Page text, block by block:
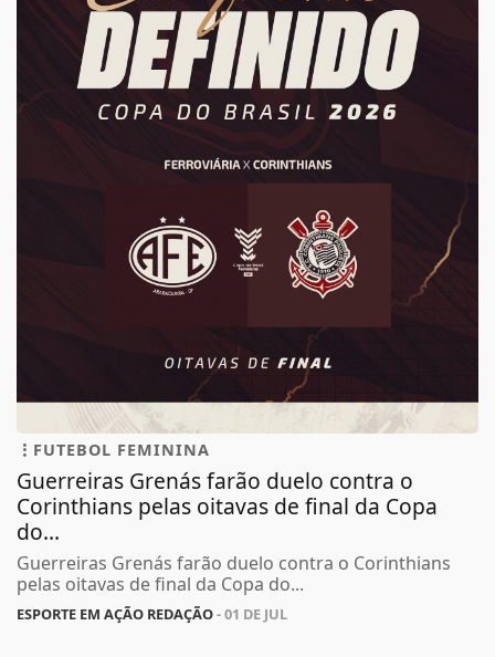
FUTEBOL FEMININA
Guerreiras Grenás farão duelo contra o
Corinthians pelas oitavas de final da Copa
do...
Guerreiras Grenás farão duelo contra o Corinthians
pelas oitavas de final da Copa do...
ESPORTE EM AÇÃO REDAÇÃO- 01 DE JUL